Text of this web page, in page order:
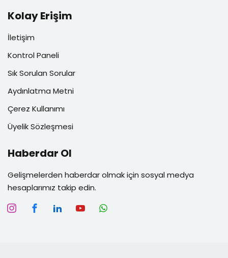
Kolay Erişim
İletişim
Kontrol Paneli
Sık Sorulan Sorular
Aydınlatma Metni
Çerez Kullanımı
Üyelik Sözleşmesi
Haberdar Ol
Gelişmelerden haberdar olmak için sosyal medya
hesaplarımız takip edin.